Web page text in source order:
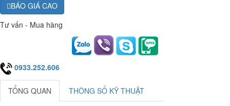
BÁO GIÁ CAO
Tư vấn - Mua hàng
0933.252.606
TỔNG QUAN THÔNG SỐ KỸ THUẬT